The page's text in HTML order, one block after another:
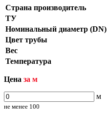
Страна производитель
ТУ
Номинальный диаметр (DN)
Цвет трубы
Вес
Температура
Цена за м
м
не менее 100